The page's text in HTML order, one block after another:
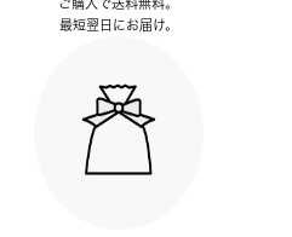
ご購入で送料無料。
最短翌日にお届け。